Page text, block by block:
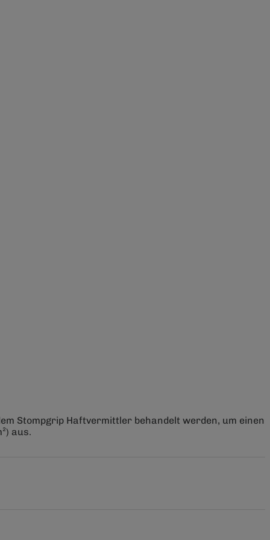
Stompgrip Haftvermittler behandelt werden, um einen
aus.